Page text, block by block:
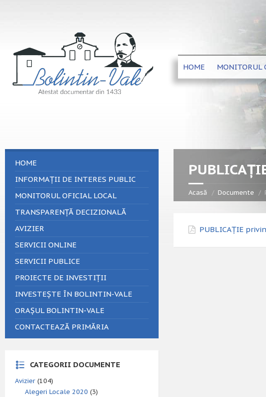
HOME MONITORUL
Acasă Documente
PUBLICAȚIE
HOME
INFORMAȚII DE INTERES PUBLIC
MONITORUL OFICIAL LOCAL
TRANSPARENȚĂ DECIZIONALĂ
AVIZIER
SERVICII ONLINE
SERVICII PUBLICE
PROIECTE DE INVESTIȚII
INVESTEȘTE ÎN BOLINTIN-VALE
ORAȘUL BOLINTIN-VALE
CONTACTEAZĂ PRIMĂRIA
CATEGORII DOCUMENTE
Avizier (104)
Alegeri Locale 2020 (3)